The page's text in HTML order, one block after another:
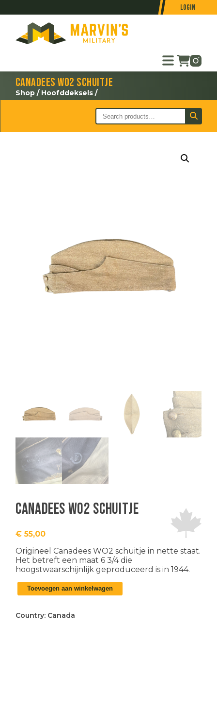
Login
Canadees WO2 schuitje
Shop / Hoofddeksels /
Canadees WO2 schuitje
€ 55,00
Origineel Canadees WO2 schuitje in nette staat.
Het betreft een maat 6 3/4 die
hoogstwaarschijnlijk geproduceerd is in 1944.
Canadees
WO2
aantal
Toevoegen aan winkelwagen
Country: Canada